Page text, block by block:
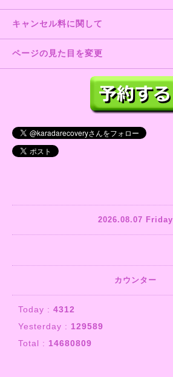
キャンセル料に関して
ページの見た目を変更
2026.08.07 Friday
カウンター
Today : 4312
Yesterday : 129589
Total : 14680809